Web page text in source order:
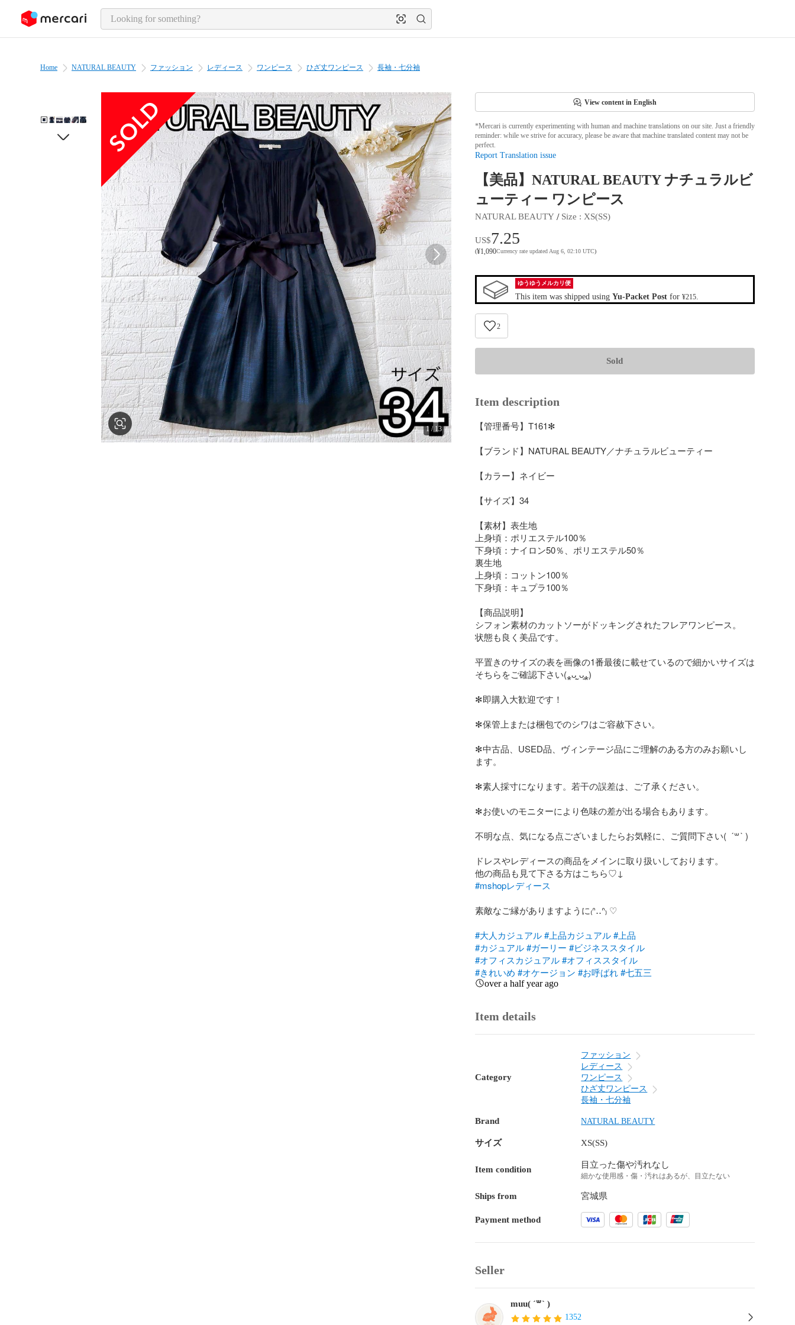
page content
Home NATURAL BEAUTY ファッション レディース ワンピース ひざ丈ワンピース 長袖・七分袖
1/ 13
View content in English
*Mercari is currently experimenting with human and machine translations on our site. Just a friendly
reminder: while we strive for accuracy, please be aware that machine translated content may not be
perfect.
Report Translation issue
【美品】NATURAL BEAUTY ナチュラルビ
ューティー ワンピース
NATURAL BEAUTY / Size : XS(SS)
US$7.25
(¥1,090Currency rate updated Aug 6, 02:10 UTC)
ゆうゆうメルカリ便
This item was shipped using Yu-Packet Postfor ¥215.
2
Sold
Item description
【管理番号】T161✻
【ブランド】NATURAL BEAUTY／ナチュラルビューティー
【カラー】ネイビー
【サイズ】34
【素材】表生地
上身頃：ポリエステル100％
下身頃：ナイロン50％、ポリエステル50％
裏生地
上身頃：コットン100％
下身頃：キュプラ100％
【商品説明】
シフォン素材のカットソーがドッキングされたフレアワンピース。
状態も良く美品です。
平置きのサイズの表を画像の1番最後に載せているので細かいサイズは
そちらをご確認下さい(⁎ᴗ͈ˬᴗ͈⁎)
✻即購入大歓迎です！
✻保管上または梱包でのシワはご容赦下さい‪。
✻中古品、USED品、ヴィンテージ品にご理解のある方のみお願いし
ます。
✻素人採寸になります。若干の誤差は、ご了承ください。
✻お使いのモニターにより色味の差が出る場合もあります。
不明な点、気になる点ございましたらお気軽に、ご質問下さい(  ˊ꒳ˋ )
ドレスやレディースの商品をメインに取り扱いしております。
#mshopレディース
素敵なご縁がありますように₍ᐢ‥ᐢ₎ ♡
#大人カジュアル #上品カジュアル #上品
#カジュアル #ガーリー #ビジネススタイル
#オフィスカジュアル #オフィススタイル
#きれいめ #オケージョン #お呼ばれ #七五三
over a half year ago
Item details
Category
ファッション
レディース
ワンピース
ひざ丈ワンピース
長袖・七分袖
Brand NATURAL BEAUTY
サイズ XS(SS)
Item condition 目立った傷や汚れなし
細かな使用感・傷・汚れはあるが、目立たない
Ships from 宮城県
Payment method
Seller
muu( ˊ꒳ˋ )
1352